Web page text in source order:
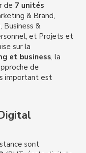
de 7 unités
& Brand,
Business &
et Projets et
sur la
et business, la
de
important est
sont